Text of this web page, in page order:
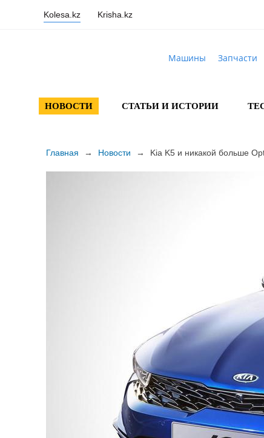
Kolesa.kz Krisha.kz
Машины Запчасти
НОВОСТИ СТАТЬИ И ИСТОРИИ
Главная → Новости → Kia K5 и никакой больше